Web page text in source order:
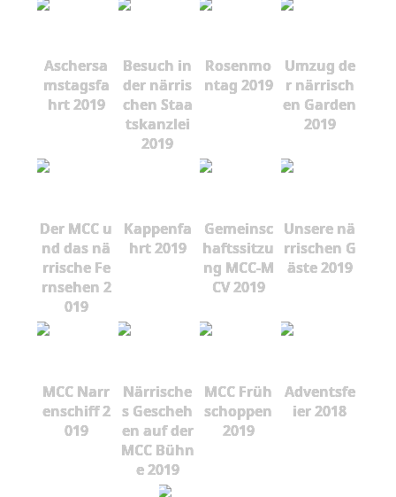
Aschersa
mstagsfa
hrt 2019
Besuch in
der närris
chen Staa
tskanzlei
2019
Rosenmo
ntag 2019
Umzug de
r närrisch
en Garden
2019
Der MCC u
nd das nä
rrische Fe
rnsehen 2
019
Kappenfa
hrt 2019
Gemeinsc
haftssitzu
ng MCC-M
CV 2019
Unsere nä
rrischen G
äste 2019
MCC Narr
enschiff 2
019
Närrische
s Gescheh
en auf der
MCC Bühn
e 2019
MCC Früh
schoppen
2019
Adventsfe
ier 2018